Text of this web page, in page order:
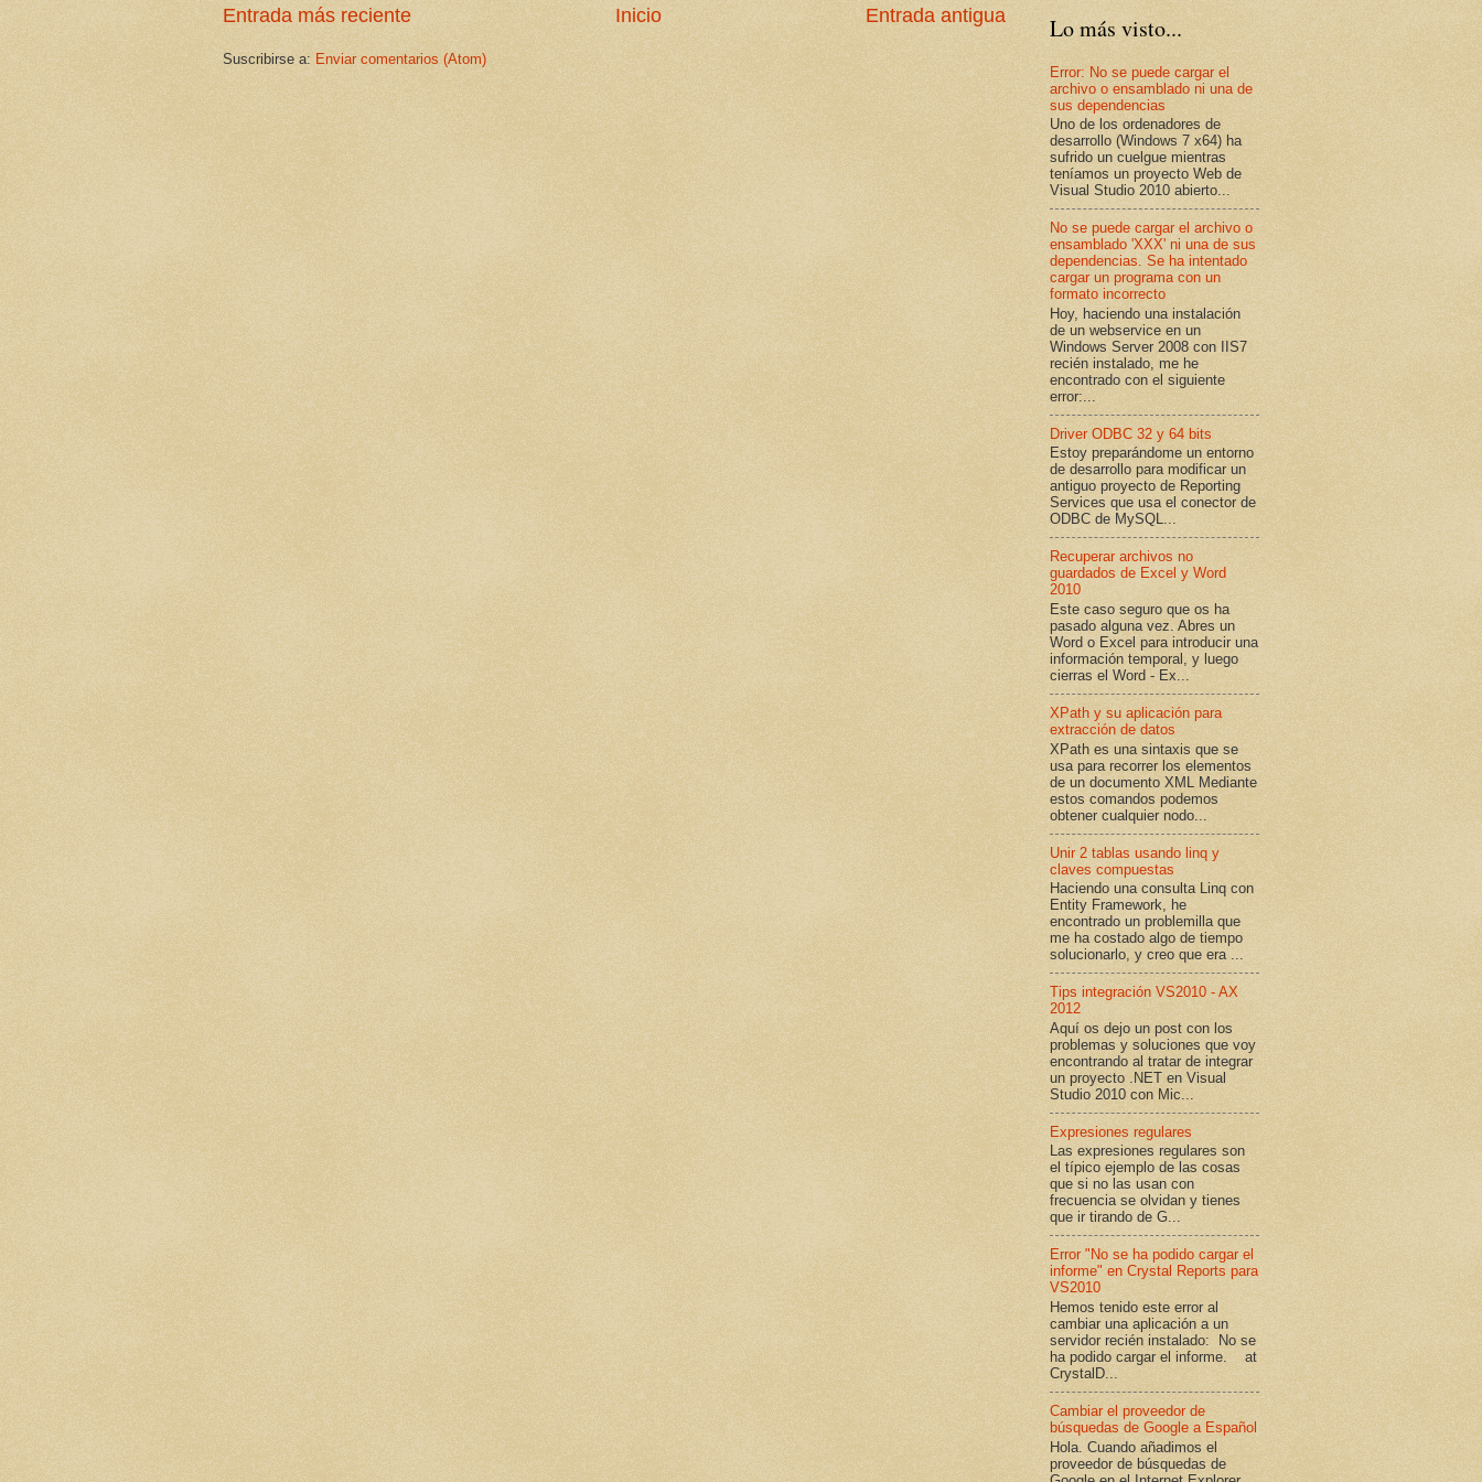
Entrada más reciente Entrada antigua
Inicio
Suscribirse a: Enviar comentarios (Atom)
Lo más visto...
Error: No se puede cargar el
archivo o ensamblado ni una de
sus dependencias
Uno de los ordenadores de
desarrollo (Windows 7 x64) ha
sufrido un cuelgue mientras
teníamos un proyecto Web de
Visual Studio 2010 abierto...
No se puede cargar el archivo o
ensamblado 'XXX' ni una de sus
dependencias. Se ha intentado
cargar un programa con un
formato incorrecto
Hoy, haciendo una instalación
de un webservice en un
Windows Server 2008 con IIS7
recién instalado, me he
encontrado con el siguiente
error:...
Driver ODBC 32 y 64 bits
Estoy preparándome un entorno
de desarrollo para modificar un
antiguo proyecto de Reporting
Services que usa el conector de
ODBC de MySQL...
Recuperar archivos no
guardados de Excel y Word
2010
Este caso seguro que os ha
pasado alguna vez. Abres un
Word o Excel para introducir una
información temporal, y luego
cierras el Word - Ex...
XPath y su aplicación para
extracción de datos
XPath es una sintaxis que se
usa para recorrer los elementos
de un documento XML Mediante
estos comandos podemos
obtener cualquier nodo...
Unir 2 tablas usando linq y
claves compuestas
Haciendo una consulta Linq con
Entity Framework, he
encontrado un problemilla que
me ha costado algo de tiempo
solucionarlo, y creo que era ...
Tips integración VS2010 - AX
2012
Aquí os dejo un post con los
problemas y soluciones que voy
encontrando al tratar de integrar
un proyecto .NET en Visual
Studio 2010 con Mic...
Expresiones regulares
Las expresiones regulares son
el típico ejemplo de las cosas
que si no las usan con
frecuencia se olvidan y tienes
que ir tirando de G...
Error "No se ha podido cargar el
informe" en Crystal Reports para
VS2010
Hemos tenido este error al
cambiar una aplicación a un
servidor recién instalado: No se
ha podido cargar el informe. at
CrystalD...
Cambiar el proveedor de
búsquedas de Google a Español
Hola. Cuando añadimos el
proveedor de búsquedas de